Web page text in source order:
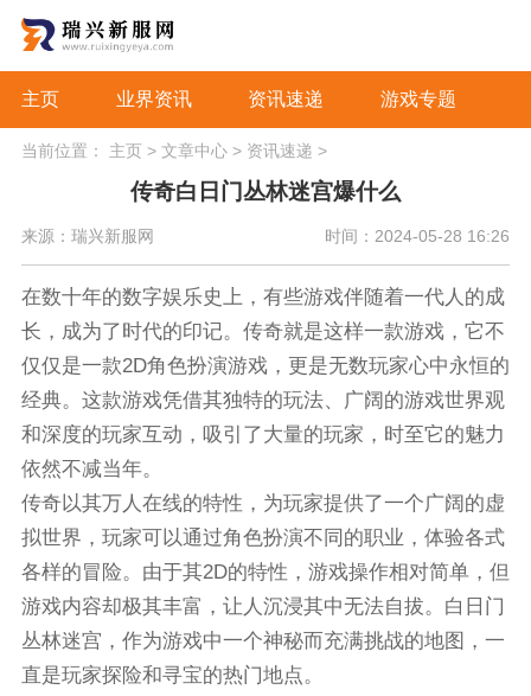
主页 业界资讯 资讯速递 游戏专题
当前位置： 主页> 文章中心> 资讯速递 >
传奇白日门丛林迷宫爆什么
来源：瑞兴新服网 时间：2024-05-28 16:26
在数十年的数字娱乐史上，有些游戏伴随着一代人的成
长，成为了时代的印记。传奇就是这样一款游戏，它不
仅仅是一款2D角色扮演游戏，更是无数玩家心中永恒的
经典。这款游戏凭借其独特的玩法、广阔的游戏世界观
和深度的玩家互动，吸引了大量的玩家，时至它的魅力
依然不减当年。
传奇以其万人在线的特性，为玩家提供了一个广阔的虚
拟世界，玩家可以通过角色扮演不同的职业，体验各式
各样的冒险。由于其2D的特性，游戏操作相对简单，但
游戏内容却极其丰富，让人沉浸其中无法自拔。白日门
丛林迷宫，作为游戏中一个神秘而充满挑战的地图，一
直是玩家探险和寻宝的热门地点。